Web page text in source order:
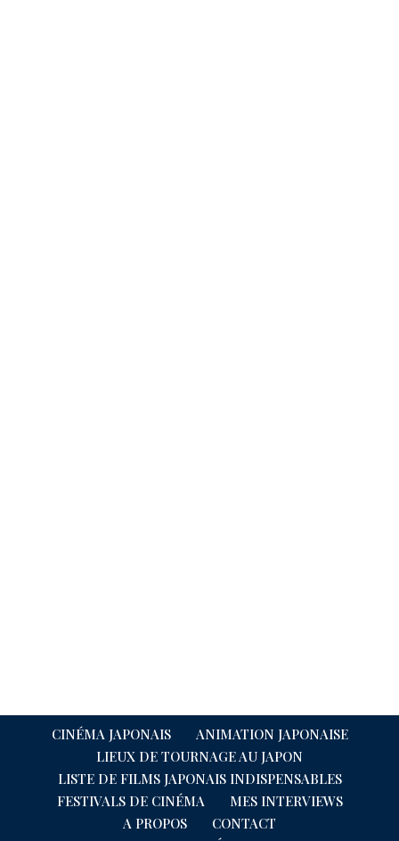
CINÉMA JAPONAIS
ANIMATION JAPONAISE
LIEUX DE TOURNAGE AU JAPON
LISTE DE FILMS JAPONAIS INDISPENSABLES
FESTIVALS DE CINÉMA
MES INTERVIEWS
A PROPOS
CONTACT